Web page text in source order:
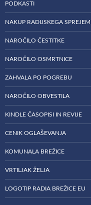
PODKASTI
NAKUP RADIJSKEGA
NAROČILO ČESTITKE
NAROČILO OSMRTNICE
ZAHVALA PO POGREBU
NAROČILO OBVESTILA
KINDLE ČASOPISI IN REVIJE
CENIK OGLAŠEVANJA
KOMUNALA BREŽICE
VRTILJAK ŽELJA
LOGOTIP RADIA BREŽICE EU